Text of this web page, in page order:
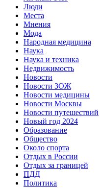
Люди
Места
Мнения
Мода
Народная медицина
Наука
Наука и техника
Недвижимость
Новости
Новости ЗОЖ
Новости медицины
Новости Москвы
Новости путешествий
Новый год 2024
Образование
Общество
Около спорта
Отдых в России
Отдых за границей
ПДД
Политика